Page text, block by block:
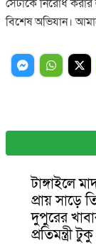
সেটাকে নিরোধ করার
বিশেষ অভিযান।
টাঙ্গাইলে
প্রায় সাড়ে
দুপুরের
প্রতিমন্ত্রী টুকু